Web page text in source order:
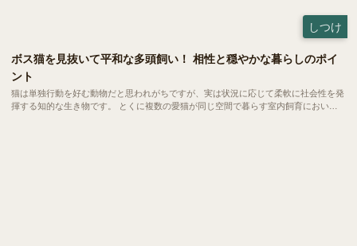
しつけ
ボス猫を見抜いて平和な多頭飼い！ 相性と穏やかな暮らしのポイ
ント
猫は単独行動を好む動物だと思われがちですが、実は状況に応じて柔軟に社会性を発
揮する知的な生き物です。 とくに複数の愛猫が同じ空間で暮らす室内飼育において